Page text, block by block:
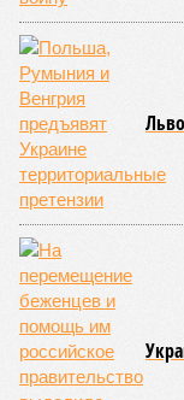
Сергей Собянин, мэр
Столичный
минувшей недели,
Как отметил
на военные
понимают, что
экономической
убийству страны.
причиной столь
Москвы
комментировал –
перемены?»
–
поддержать